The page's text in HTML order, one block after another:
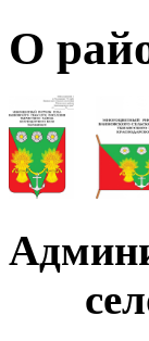
О
село